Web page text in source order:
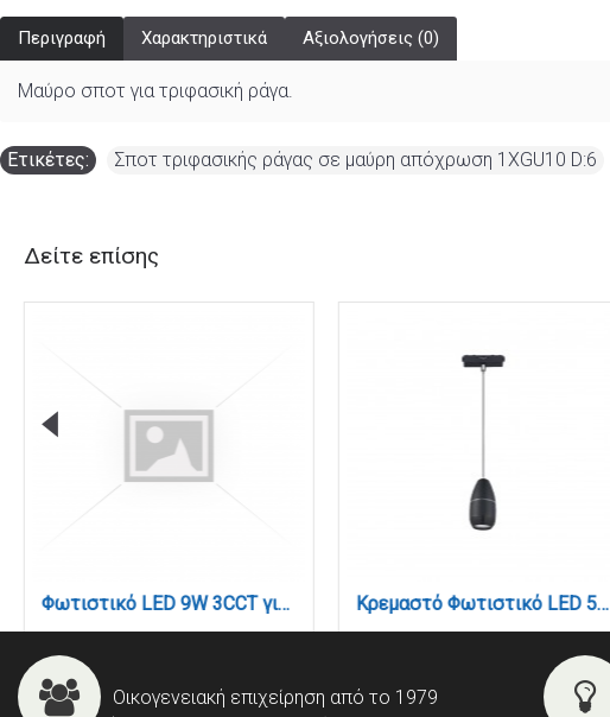
Περιγραφή Χαρακτηριστικά Αξιολογήσεις (0)
Μαύρο σποτ για τριφασική ράγα.
Ετικέτες: Σποτ τριφασικής ράγας σε μαύρη απόχρωση 1XGU10 D:6
Δείτε επίσης
Φωτιστικό LED 9W 3CCT για Ultra-Thin μαγνητική ράγα σε μαύρη απόχρωση D:4,4X16cm (TMU0130-Black) Κρεμαστό Φωτιστικό LED 5W 3CCT για Ultra-Thin μαγνητική ράγα σε μαύρη απόχρωση D:9Χ12cm (TMU0220-Black)
Οικογενειακή επιχείρηση από το 1979